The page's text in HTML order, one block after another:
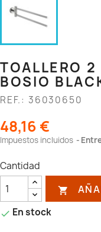
TOALLERO 2
BOSIO
REF.: 36030650
48,16 €
Impuestos incluidos
Cantidad

 En stock